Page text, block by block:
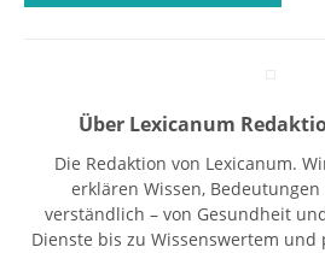
Über Lexicanum
Die Redaktion von Lexicanum.
erklären Wissen,
verständlich – von Gesundheit
Dienste bis zu Wissenswertem und